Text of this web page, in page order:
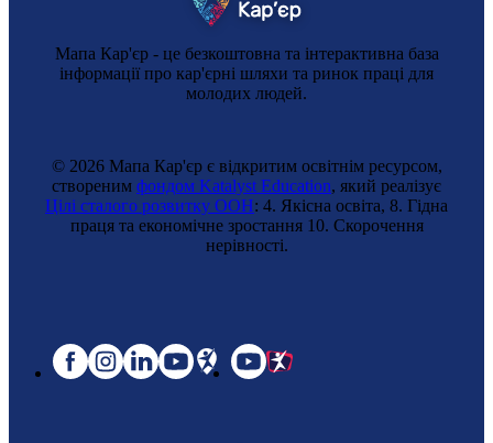
Мапа Кар'єр - це безкоштовна та інтерактивна база
інформації про кар'єрні шляхи та ринок праці для
молодих людей.
© 2026 Мапа Кар'єр є відкритим освітнім ресурсом,
створеним фондом Katalyst Education, який реалізує
Цілі сталого розвитку ООН: 4. Якісна освіта, 8. Гідна
праця та економічне зростання 10. Cкорочення
нерівності.